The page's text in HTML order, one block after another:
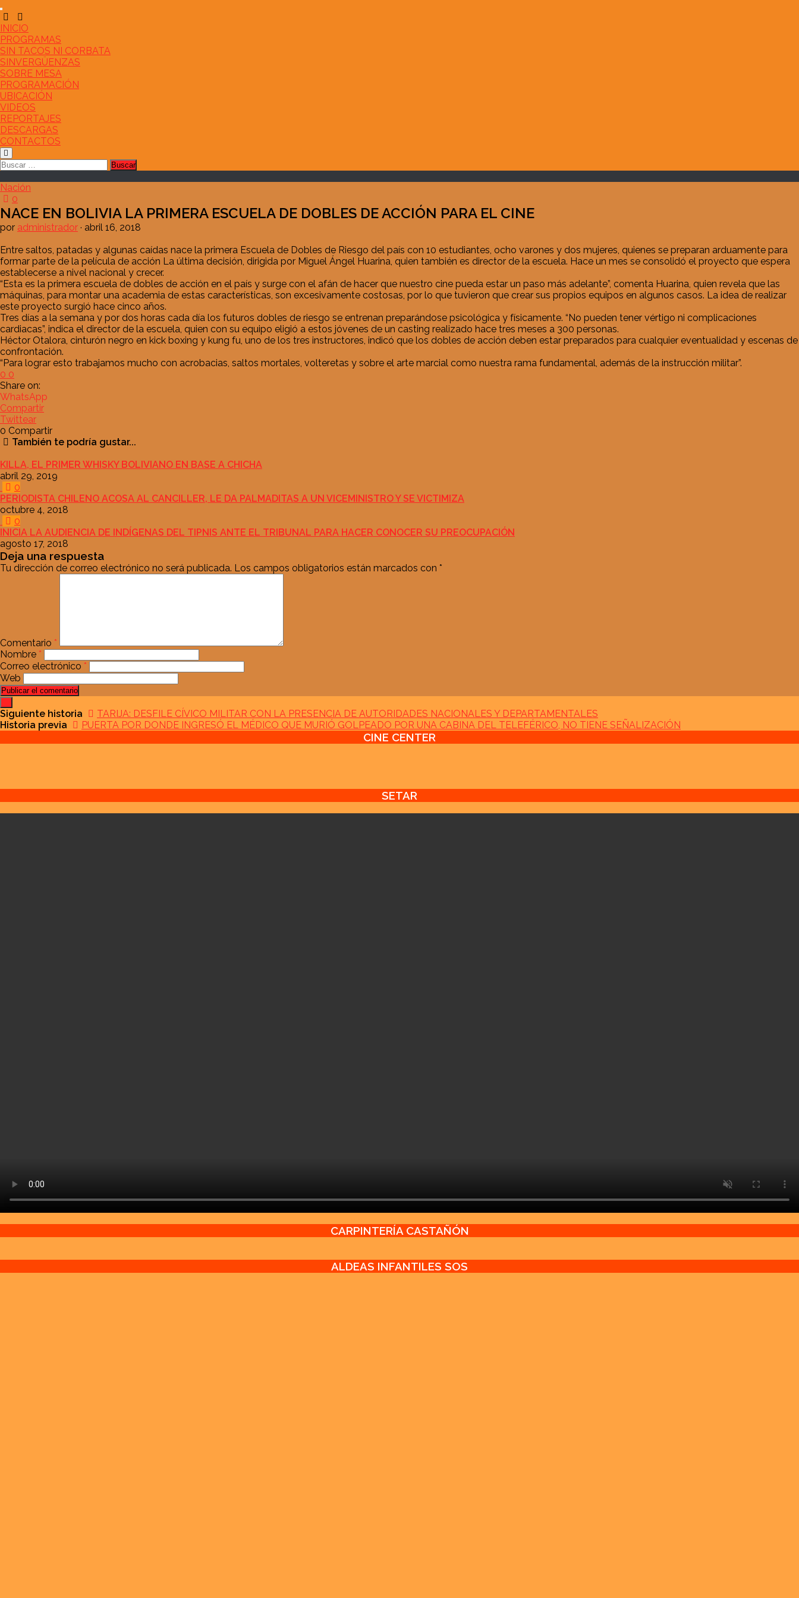
Saltar
al
contenido
INICIO
PROGRAMAS
SIN TACOS NI CORBATA
SINVERGÜENZAS
SOBRE MESA
PROGRAMACIÓN
UBICACIÓN
VIDEOS
REPORTAJES
DESCARGAS
CONTACTOS
Buscar:
Nación
0
NACE EN BOLIVIA LA PRIMERA ESCUELA DE DOBLES DE ACCIÓN PARA EL CINE
por administrador · abril 16, 2018
Entre saltos, patadas y algunas caídas nace la primera Escuela de Dobles de Riesgo del país con 10 estudiantes, ocho varones y dos mujeres, quienes se preparan arduamente para
formar parte de la película de acción La última decisión, dirigida por Miguel Ángel Huarina, quien también es director de la escuela. Hace un mes se consolidó el proyecto que espera
establecerse a nivel nacional y crecer.
“Esta es la primera escuela de dobles de acción en el país y surge con el afán de hacer que nuestro cine pueda estar un paso más adelante”, comenta Huarina, quien revela que las
máquinas, para montar una academia de estas características, son excesivamente costosas, por lo que tuvieron que crear sus propios equipos en algunos casos. La idea de realizar
este proyecto surgió hace cinco años.
Tres días a la semana y por dos horas cada día los futuros dobles de riesgo se entrenan preparándose psicológica y físicamente. “No pueden tener vértigo ni complicaciones
cardiacas”, indica el director de la escuela, quien con su equipo eligió a estos jóvenes de un casting realizado hace tres meses a 300 personas.
Héctor Otalora, cinturón negro en kick boxing y kung fu, uno de los tres instructores, indicó que los dobles de acción deben estar preparados para cualquier eventualidad y escenas de
confrontación.
“Para lograr esto trabajamos mucho con acrobacias, saltos mortales, volteretas y sobre el arte marcial como nuestra rama fundamental, además de la instrucción militar”.
0 0
Share on:
WhatsApp
Compartir
Twittear
0 Compartir
También te podría gustar...
KILLA, EL PRIMER WHISKY BOLIVIANO EN BASE A CHICHA
abril 29, 2019
0
PERIODISTA CHILENO ACOSA AL CANCILLER, LE DA PALMADITAS A UN VICEMINISTRO Y SE VICTIMIZA
octubre 4, 2018
0
INICIA LA AUDIENCIA DE INDÍGENAS DEL TIPNIS ANTE EL TRIBUNAL PARA HACER CONOCER SU PREOCUPACIÓN
agosto 17, 2018
Deja una respuesta
Tu dirección de correo electrónico no será publicada. Los campos obligatorios están marcados con *
Comentario *
Nombre *
Correo electrónico *
Web
Siguiente historia
TARIJA: DESFILE CÍVICO MILITAR CON LA PRESENCIA DE AUTORIDADES NACIONALES Y DEPARTAMENTALES
Historia previa
PUERTA POR DONDE INGRESÓ EL MÉDICO QUE MURIÓ GOLPEADO POR UNA CABINA DEL TELEFÉRICO, NO TIENE SEÑALIZACIÓN
CINE CENTER
SETAR
CARPINTERÍA CASTAÑÓN
ALDEAS INFANTILES SOS